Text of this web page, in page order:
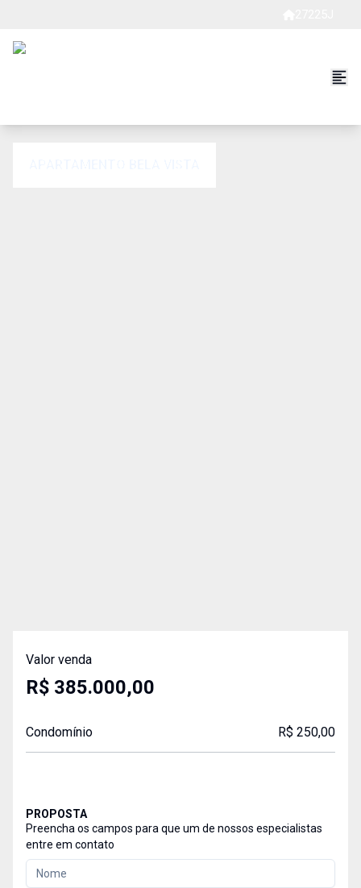
Valor venda
R$ 385.000,00
Condomínio R$ 250,00
PROPOSTA
Preencha os campos para que um de nossos especialistas
entre em contato